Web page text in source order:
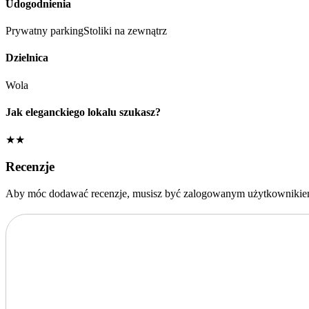
Udogodnienia
Prywatny parkingStoliki na zewnątrz
Dzielnica
Wola
Jak eleganckiego lokalu szukasz?
★★
Recenzje
Aby móc dodawać recenzje, musisz być zalogowanym